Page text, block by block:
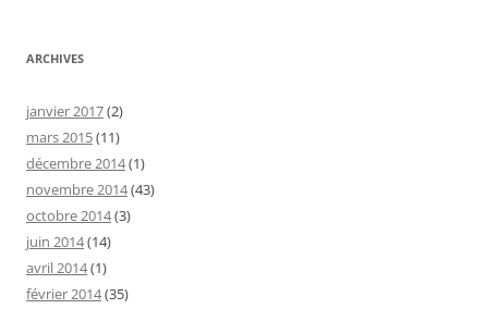
ARCHIVES
janvier 2017(2)
mars 2015(11)
décembre 2014(1)
novembre 2014(43)
octobre 2014(3)
juin 2014(14)
avril 2014(1)
février 2014(35)